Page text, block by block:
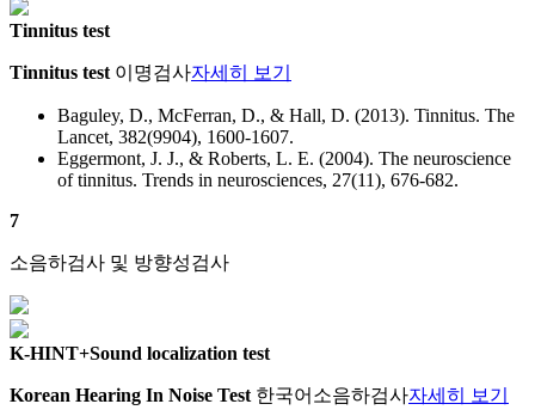
Tinnitus test
Tinnitus test 이명검사자세히 보기
Baguley, D., McFerran, D., & Hall, D. (2013). Tinnitus. The
Lancet, 382(9904), 1600-1607.
Eggermont, J. J., & Roberts, L. E. (2004). The neuroscience
of tinnitus. Trends in neurosciences, 27(11), 676-682.
7
소음하검사 및 방향성검사
K-HINT+Sound localization test
Korean Hearing In Noise Test 한국어소음하검사자세히 보기